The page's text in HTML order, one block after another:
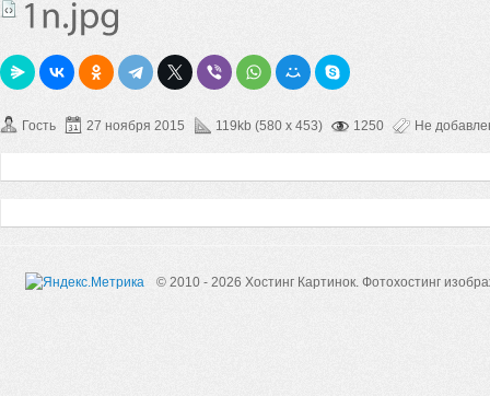
Гость 27 ноября 2015 119kb (580 x 453) 1250 Не
© 2010 - 2026 Хостинг Картинок. Фотохостинг